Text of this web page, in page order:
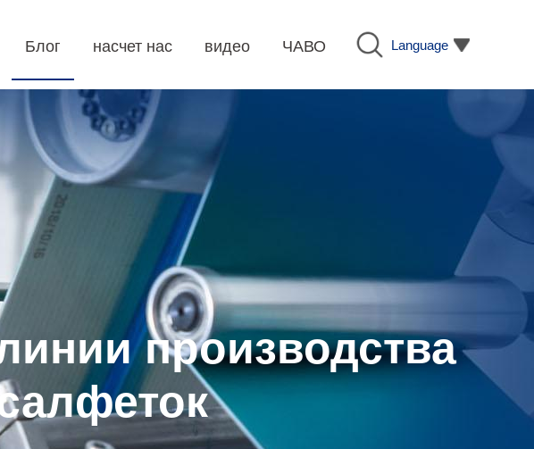
Language
Блог насчет нас видео ЧАВО
производства